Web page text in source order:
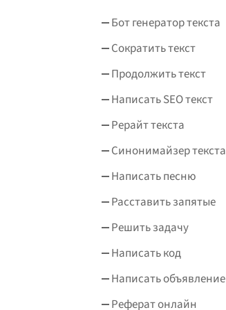
Бот генератор текста
Сократить текст
Продолжить текст
Написать SEO текст
Рерайт текста
Синонимайзер текста
Написать песню
Расставить запятые
Решить задачу
Написать код
Написать объявление
Реферат онлайн